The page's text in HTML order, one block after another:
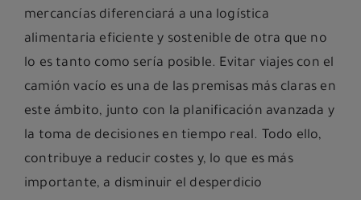
mercancías diferenciará a una logística
alimentaria eficiente y sostenible de otra que no
lo es tanto como sería posible. Evitar viajes con el
camión vacío es una de las premisas más claras en
este ámbito, junto con la planificación avanzada y
la toma de decisiones en tiempo real. Todo ello,
contribuye a reducir costes y, lo que es más
importante, a disminuir el desperdicio